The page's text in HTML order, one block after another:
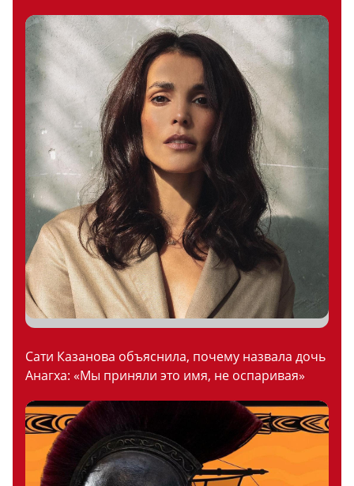
Сати Казанова объяснила, почему назвала дочь
Анагха: «Мы приняли это имя, не оспаривая»